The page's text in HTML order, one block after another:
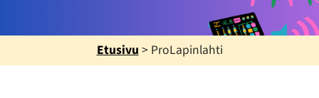
Etusivu > ProLapinlahti